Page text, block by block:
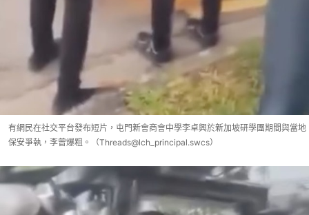
有網民在社交平台發布短片，屯門新會商會中學李卓興於新加坡研學團期間與當地
保安爭執，李曾爆粗。（Threads@lch_principal.swcs）